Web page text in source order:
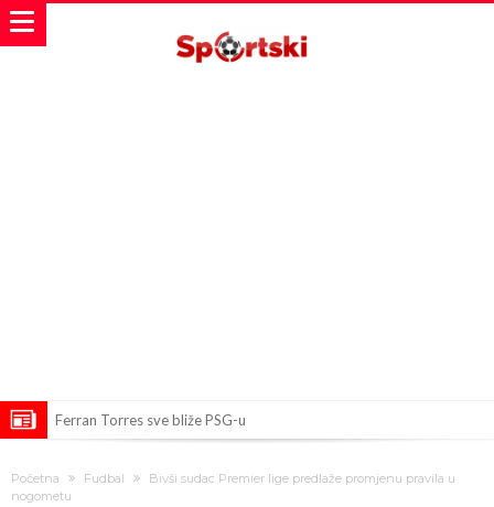
Ferran Torres sve bliže PSG-u
u novoj parodiji
Mourinho: “Nesretnik nam je došao nespreman”
Početna Fudbal
Bivši sudac Premier lige predlaže promjenu pravila u
nogometu